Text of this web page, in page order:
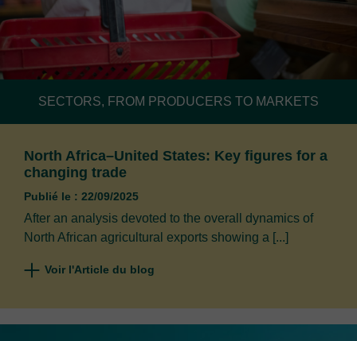
SECTORS, FROM PRODUCERS TO MARKETS
North Africa–United States: Key figures for a
changing trade
Publié le : 22/09/2025
After an analysis devoted to the overall dynamics of
North African agricultural exports showing a [...]
Voir l'Article du blog